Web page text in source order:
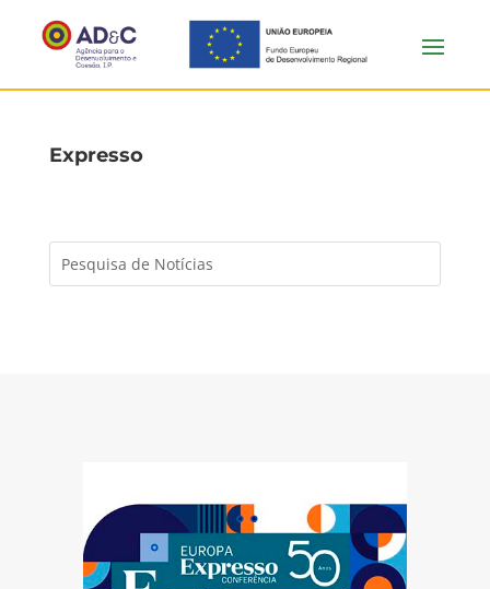
Expresso